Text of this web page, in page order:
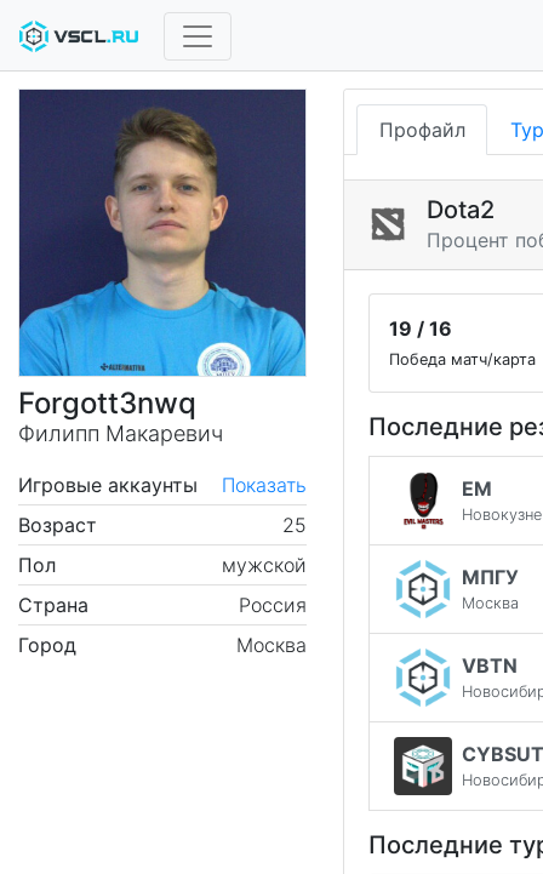
Forgott3nwq
Филипп Макаревич
Игровые аккаунты
Показать
Возраст
25
Пол
мужской
Страна
Россия
Город
Москва
Профайл
Dota2
Процент
19 / 16
Победа матч/карта
Последние
EM
МПГУ
Москва
VBTN
Последние